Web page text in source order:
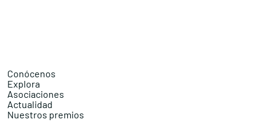
Conócenos
Explora
Asociaciones
Actualidad
Nuestros premios